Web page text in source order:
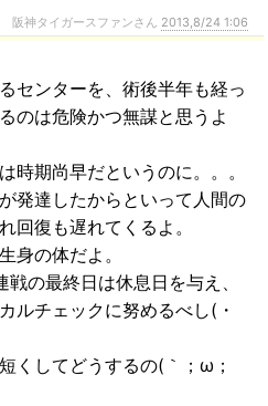
阪神タイガースファンさん 2013,8/24 1:06
センターを、術後半年も経っ
のは危険かつ無謀と思うよ
時期尚早だというのに。。。
発達したからといって人間の
回復も遅れてくるよ。
身の体だよ。
の最終日は休息日を与え、
ルチェックに努めるべし(・
くしてどうするの(｀；ω；